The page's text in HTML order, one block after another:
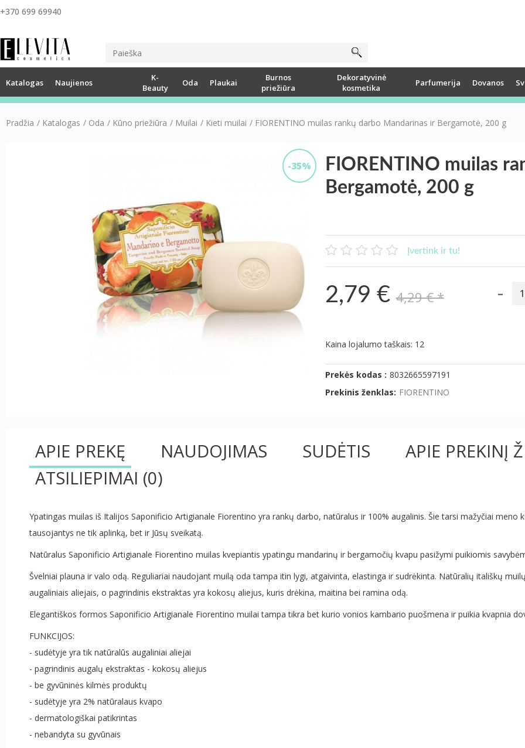
+370 699 69940
Katalogas Naujienos
K-
Beauty
Oda Plaukai
Burnos
priežiūra
Dekoratyvinė
kosmetika
Parfumerija Dovanos
Pradžia / Katalogas / Oda / Kūno priežiūra / Muilai / Kieti muilai / FIORENTINO muilas rankų darbo Mandarinas ir Bergamotė, 200 g
-35%
FIORENTINO muilas
Bergamotė, 200 g
Įvertink ir tu!
2,79 € 4,29 €* -
Kaina lojalumo taškais: 12
Prekės kodas : 8032665597191
Prekinis ženklas: FIORENTINO
APIE PREKĘ NAUDOJIMAS SUDĖTIS
APIE PREKINĮ
ATSILIEPIMAI (0)
Ypatingas muilas iš Italijos Saponificio Artigianale Fiorentino yra rankų darbo, natūralus ir 100% augalinis. Šie tarsi mažyčiai
tausojantys ne tik aplinką, bet ir Jūsų sveikatą.
Natūralus Saponificio Artigianale Fiorentino muilas kvepiantis ypatingu mandarinų ir bergamočių kvapu pasižymi puikiomis
Švelniai plauna ir valo odą. Reguliariai naudojant muilą oda tampa itin lygi, atgaivinta, elastinga ir sudrėkinta. Natūralių itališkų
augaliniais aliejais, o pagrindinis ekstraktas yra kokosų aliejus, kuris drėkina, maitina bei ramina odą.
Elegantiškos formos Saponificio Artigianale Fiorentino muilai tampa tikra bet kurio vonios kambario puošmena ir puikia kvapnia
FUNKCIJOS:
- sudėtyje yra tik natūralūs augaliniai aliejai
- pagrindinis augalų ekstraktas - kokosų aliejus
- be gyvūninės kilmės produktų
- sudėtyje yra 2% natūralaus kvapo
- dermatologiškai patikrintas
- nebandyta su gyvūnais